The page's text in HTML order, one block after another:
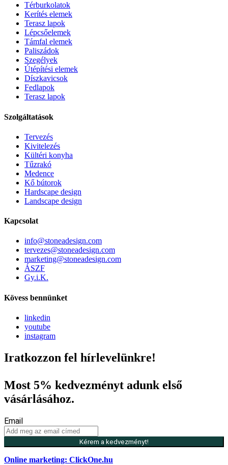
Térburkolatok
Kerítés elemek
Terasz lapok
Lépcsőelemek
Támfal elemek
Paliszádok
Szegélyek
Útépítési elemek
Díszkavicsok
Fedlapok
Terasz lapok
Szolgáltatások
Tervezés
Kivitelezés
Kültéri konyha
Tűzrakó
Medence
Kő bútorok
Hardscape design
Landscape design
Kapcsolat
info@stoneadesign.com
tervezes@stoneadesign.com
marketing@stoneadesign.com
ÁSZF
Gy.i.K.
Kövess bennünket
linkedin
youtube
instagram
Iratkozzon fel hírlevelünkre!
Most 5% kedvezményt adunk első
vásárlásához.
Email
Kérem a kedvezményt!
Online marketing: ClickOne.hu